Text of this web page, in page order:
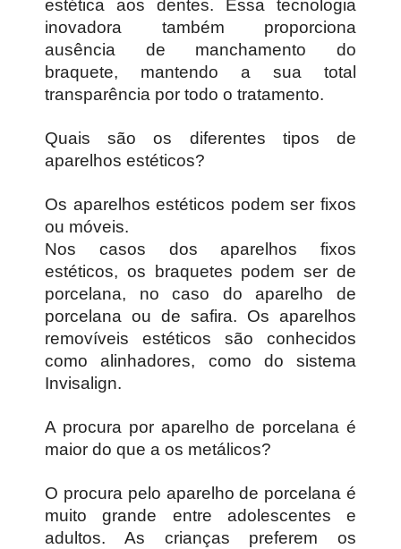
estética aos dentes. Essa tecnologia
inovadora também proporciona
ausência de manchamento do
braquete, mantendo a sua total
transparência por todo o tratamento.
Quais são os diferentes tipos de
aparelhos estéticos?
Os aparelhos estéticos podem ser fixos
ou móveis.
Nos casos dos aparelhos fixos
estéticos, os braquetes podem ser de
porcelana, no caso do aparelho de
porcelana ou de safira. Os aparelhos
removíveis estéticos são conhecidos
como alinhadores, como do sistema
Invisalign.
A procura por aparelho de porcelana é
maior do que a os metálicos?
O procura pelo aparelho de porcelana é
muito grande entre adolescentes e
adultos. As crianças preferem os